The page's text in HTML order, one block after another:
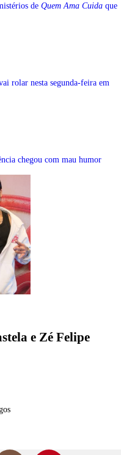
de Quem Ama Cuida que
rolar nesta segunda-feira em
chegou com mau humor
e Zé Felipe